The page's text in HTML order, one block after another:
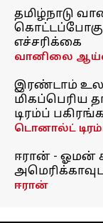
தமிழ்நாடு
எச்சரிக்கை
வானிலை
இரண்டாம்
மிகப்பெரிய
டிரம்ப்
டொனால்ட்
ஈரான் - ஓமன்
ஈரான்